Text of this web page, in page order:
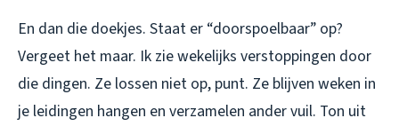
En dan die doekjes. Staat er “doorspoelbaar” op?
Vergeet het maar. Ik zie wekelijks verstoppingen door
die dingen. Ze lossen niet op, punt. Ze blijven weken in
je leidingen hangen en verzamelen ander vuil. Ton uit